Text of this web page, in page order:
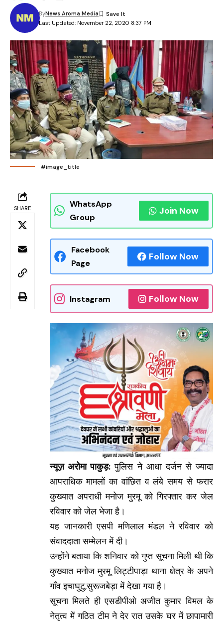
Last Updated: November 22, 2020 8:37 PM
ByNews Aroma Media
#image_title
SHARE
WhatsApp
Group
Join Now
Facebook
Page
Follow Now
Instagram Follow Now
न्यूज़ अरोमा पाकुड़: पुलिस ने आधा दर्जन से ज्यादा
आपराधिक मामलों का वांछित व लंबे समय से फरार
कुख्यात अपराधी मनोज मुरमू को गिरफ्तार कर जेल
रविवार को जेल भेजा है।
यह जानकारी एसपी मणिलाल मंडल ने रविवार को
संवाददाता सम्मेलन में दी।
उन्होंने बताया कि शनिवार को गुप्त सूचना मिली थी कि
कुख्यात मनोज मुरमू लिट्टीपाड़ा थाना क्षेत्र के अपने
गाँव इचाघुटु,सुरूजबेड़ा में देखा गया है।
सूचना मिलते ही एसडीपीओ अजीत कुमार विमल के
नेतृत्व में गठित टीम ने देर रात उसके घर में छापामारी